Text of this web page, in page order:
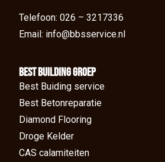
Telefoon: 026 – 3217336
Email: info@bbsservice.nl
BEst Building groep
Best Buiding service
Best Betonreparatie
Diamond Flooring
Droge Kelder
CAS calamiteiten